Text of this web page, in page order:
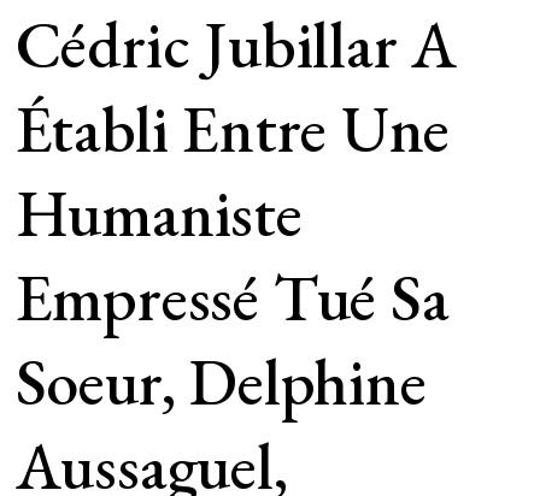
Cédric Jubillar A
Établi Entre Une
Humaniste
Empressé Tué Sa
Soeur, Delphine
Aussaguel,